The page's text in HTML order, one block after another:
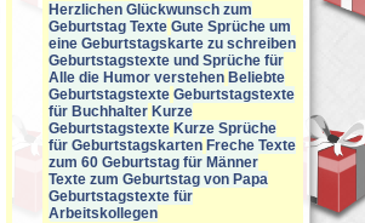
Herzlichen Glückwunsch zum
Geburtstag Texte Gute Sprüche um
eine Geburtstagskarte zu schreiben
Geburtstagstexte und Sprüche für
Alle die Humor verstehen Beliebte
Geburtstagstexte Geburtstagstexte
für Buchhalter Kurze
Geburtstagstexte Kurze Sprüche
für Geburtstagskarten Freche Texte
zum 60 Geburtstag für Männer
Texte zum Geburtstag von Papa
Geburtstagstexte für
Arbeitskollegen